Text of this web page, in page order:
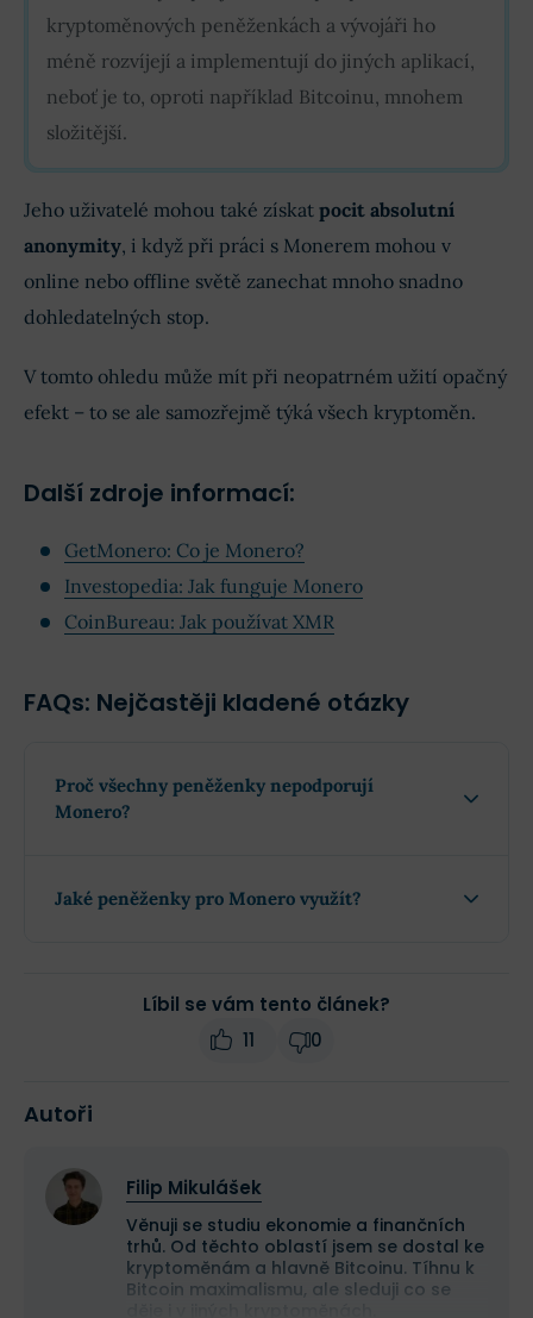
kryptoměnových peněženkách a vývojáři ho
méně rozvíjejí a implementují do jiných aplikací,
neboť je to, oproti například Bitcoinu, mnohem
složitější.
Jeho uživatelé mohou také získat pocit absolutní
anonymity, i když při práci s Monerem mohou v
online nebo offline světě zanechat mnoho snadno
dohledatelných stop.
V tomto ohledu může mít při neopatrném užití opačný
efekt – to se ale samozřejmě týká všech kryptoměn.
Další zdroje informací:
GetMonero: Co je Monero?
Investopedia: Jak funguje Monero
CoinBureau: Jak používat XMR
FAQs: Nejčastěji kladené otázky
Proč všechny peněženky nepodporují
Monero?
Jaké peněženky pro Monero využít?
Líbil se vám tento článek?
11
0
Autoři
Filip Mikulášek
Věnuji se studiu ekonomie a finančních
trhů. Od těchto oblastí jsem se dostal ke
kryptoměnám a hlavně Bitcoinu. Tíhnu k
Bitcoin maximalismu, ale sleduji co se